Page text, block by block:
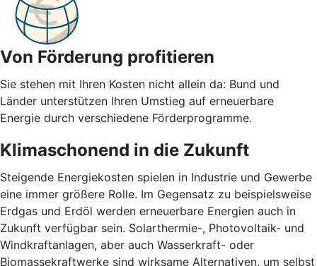
Von Förderung profitieren
Sie stehen mit Ihren Kosten nicht allein da: Bund und
Länder unterstützen Ihren Umstieg auf erneuerbare
Energie durch verschiedene Förderprogramme.
Klimaschonend in die Zukunft
Steigende Energiekosten spielen in Industrie und Gewerbe
eine immer größere Rolle. Im Gegensatz zu beispielsweise
Erdgas und Erdöl werden erneuerbare Energien auch in
Zukunft verfügbar sein. Solarthermie-, Photovoltaik- und
Windkraftanlagen, aber auch Wasserkraft- oder
Biomassekraftwerke sind wirksame Alternativen, um selbst